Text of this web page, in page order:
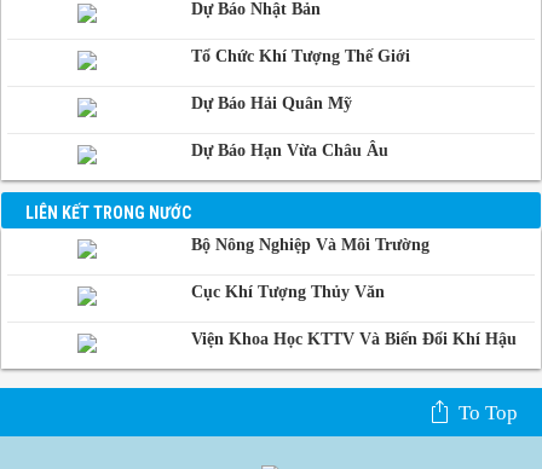
Phnom-Penh,
Dự Báo Nhật Bản
Tổ Chức Khí Tượng Thế Giới
Dự Báo Hải Quân Mỹ
Dự Báo Hạn Vừa Châu Âu
LIÊN KẾT TRONG NƯỚC
Bộ Nông Nghiệp Và Môi Trường
Cục Khí Tượng Thủy Văn
Viện Khoa Học KTTV Và Biến Đổi Khí Hậu
To Top